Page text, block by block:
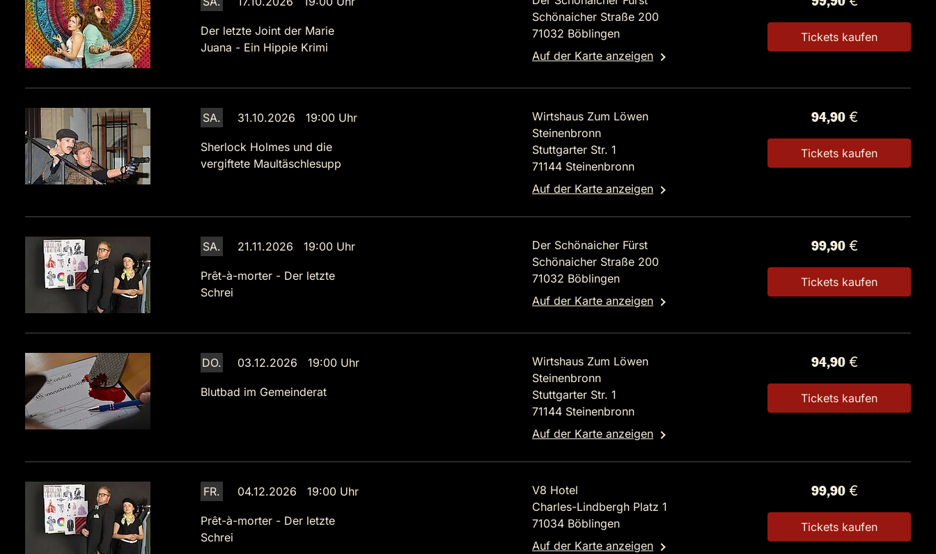
Der letzte Joint der Marie
Juana - Ein Hippie Krimi
Schönaicher Straße 200
71032 Böblingen
Auf der Karte anzeigen
Tickets kaufen
SA. 31.10.2026 19:00 Uhr
Sherlock Holmes und die
vergiftete Maultäschlesupp
Wirtshaus Zum Löwen
Steinenbronn
Stuttgarter Str. 1
71144 Steinenbronn
Auf der Karte anzeigen
94,90 €
Tickets kaufen
SA. 21.11.2026 19:00 Uhr
Prêt-à-morter - Der letzte
Schrei
Der Schönaicher Fürst
Schönaicher Straße 200
71032 Böblingen
Auf der Karte anzeigen
99,90 €
Tickets kaufen
DO. 03.12.2026 19:00 Uhr
Blutbad im Gemeinderat
Wirtshaus Zum Löwen
Steinenbronn
Stuttgarter Str. 1
71144 Steinenbronn
Auf der Karte anzeigen
94,90 €
Tickets kaufen
FR. 04.12.2026 19:00 Uhr
Prêt-à-morter - Der letzte
Schrei
V8 Hotel
Charles-Lindbergh Platz 1
71034 Böblingen
Auf der Karte anzeigen
99,90 €
Tickets kaufen